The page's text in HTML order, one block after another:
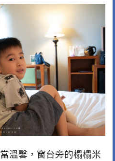
溫馨，窗台旁的榻榻米